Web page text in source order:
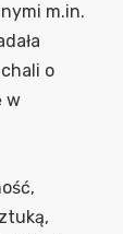
m.in.
o
w